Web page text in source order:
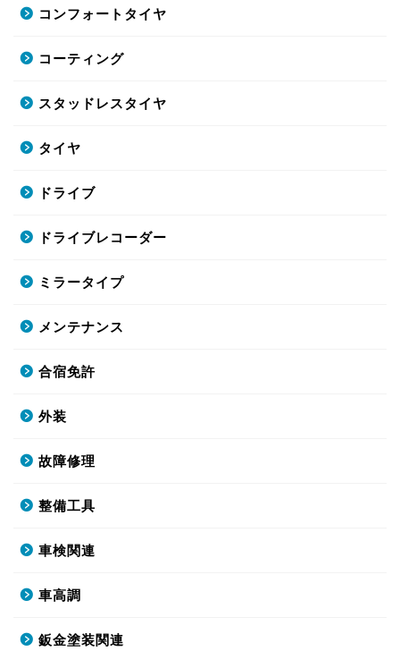
コンフォートタイヤ
コーティング
スタッドレスタイヤ
タイヤ
ドライブ
ドライブレコーダー
ミラータイプ
メンテナンス
合宿免許
外装
故障修理
整備工具
車検関連
車高調
鈑金塗装関連